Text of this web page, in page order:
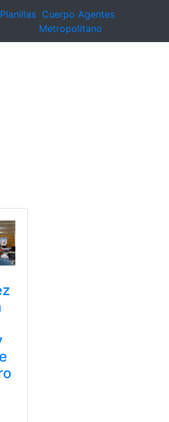
Planillas Cuerpo Agentes
Metropolitano